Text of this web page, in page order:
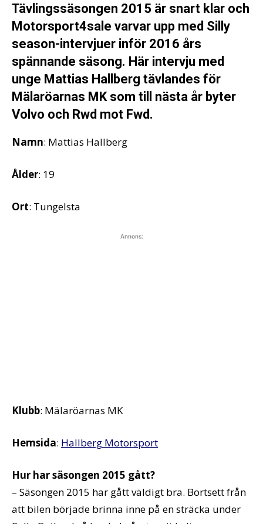
Tävlingssäsongen 2015 är snart klar och
Motorsport4sale varvar upp med Silly
season-intervjuer inför 2016 års
spännande säsong. Här intervju med
unge Mattias Hallberg tävlandes för
Mälaröarnas MK som till nästa år byter
Volvo och Rwd mot Fwd.
Namn: Mattias Hallberg
Ålder: 19
Ort: Tungelsta
Annons:
Klubb: Mälaröarnas MK
Hemsida: Hallberg Motorsport
Hur har säsongen 2015 gått?
– Säsongen 2015 har gått väldigt bra. Bortsett från
att bilen började brinna inne på en sträcka under